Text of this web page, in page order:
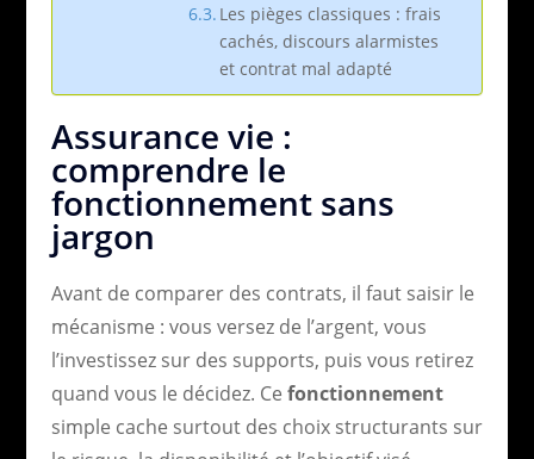
Les pièges classiques : frais
cachés, discours alarmistes
et contrat mal adapté
Assurance vie :
comprendre le
fonctionnement sans
jargon
Avant de comparer des contrats, il faut saisir le
mécanisme : vous versez de l’argent, vous
l’investissez sur des supports, puis vous retirez
quand vous le décidez. Ce fonctionnement
simple cache surtout des choix structurants sur